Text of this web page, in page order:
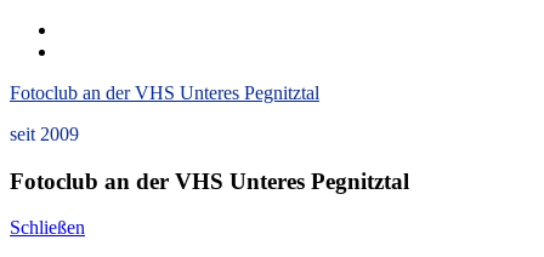
Zum
Inhalt
Impressum
Fotoclub an der VHS Unteres Pegnitztal
seit 2009
Fotoclub an der VHS Unteres Pegnitztal
Schließen